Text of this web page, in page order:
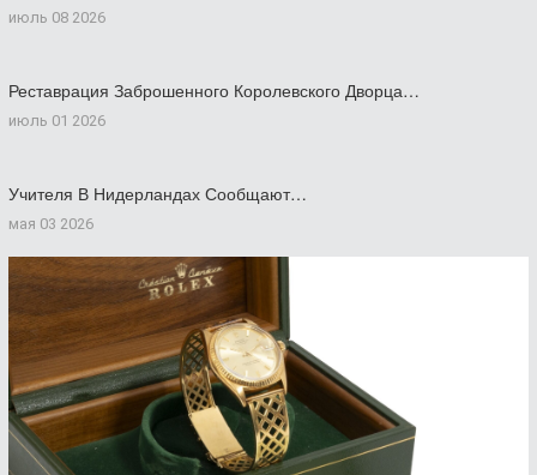
июль 08 2026
Реставрация Заброшенного Королевского Дворца…
июль 01 2026
Учителя В Нидерландах Сообщают…
мая 03 2026